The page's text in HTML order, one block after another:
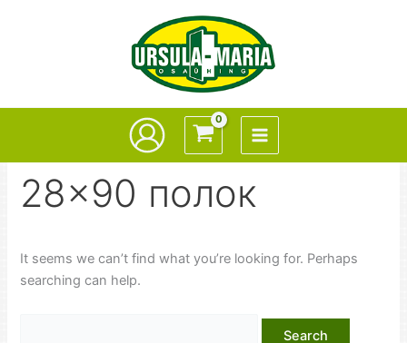
28x90 полок
It seems we can’t find what you’re looking for. Perhaps
searching can help.